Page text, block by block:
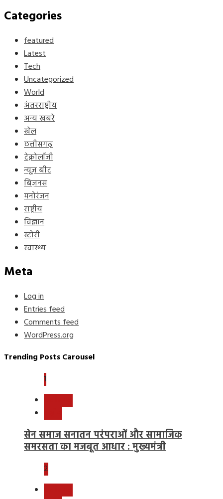
Categories
featured
Latest
Tech
Uncategorized
World
अंतरराष्ट्रीय
अन्य खबरे
खेल
छत्तीसगढ़
टेक्नोलॉजी
न्यूज़ बीट
बिज़नस
मनोरंजन
राष्ट्रीय
विज्ञान
स्टोरी
स्वास्थ्य
Meta
Log in
Entries feed
Comments feed
WordPress.org
Trending Posts Carousel
1
सेन समाज सनातन परंपराओं और सामाजिक
समरसता का मजबूत आधार : मुख्यमंत्री
2